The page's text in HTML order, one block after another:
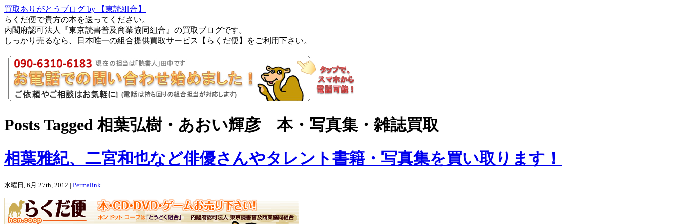
買取ありがとうブログ by 【東読組合】
らくだ便で貴方の本を送ってください。
内閣府認可法人『東京読書普及商業協同組合』の買取ブログです。
しっかり売るなら、日本唯一の組合提供買取サービス【らくだ便】をご利用下さい。
Posts Tagged 相葉弘樹・あおい輝彦 本・写真集・雑誌買取
相葉雅紀、二宮和也など俳優さんやタレント書籍・写真集を買い取ります！
水曜日, 6月 27th, 2012 | Permalink